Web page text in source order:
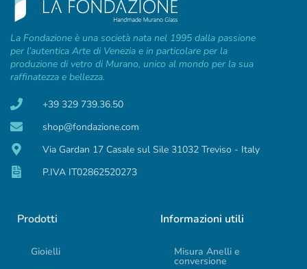
La Fondazione è una società nata nel 1995 dalla passione
per l’autentica Arte di Venezia e in particolare per la
produzione di vetro di Murano, unico al mondo per la sua
raffinatezza e bellezza.
+39 329 739.36.50
shop@fondazione.com
Via Gardan 17 Casale sul Sile 31032 Treviso - Italy
P.IVA IT02862520273
Prodotti
Gioielli
Informazioni utili
Misura Anelli e
conversione